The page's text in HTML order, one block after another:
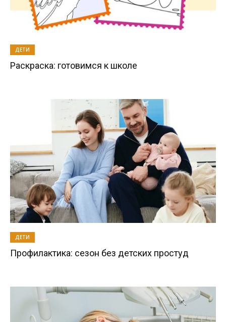
ДЕТИ
Раскраска: готовимся к школе
ДЕТИ
Профилактика: сезон без детских простуд